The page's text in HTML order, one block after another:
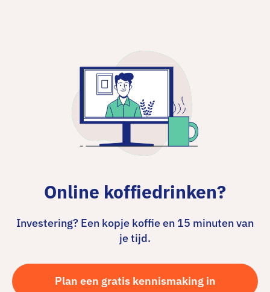
Online koffiedrinken?
Investering? Een kopje koffie en 15 minuten van
je tijd.
Plan een gratis kennismaking in